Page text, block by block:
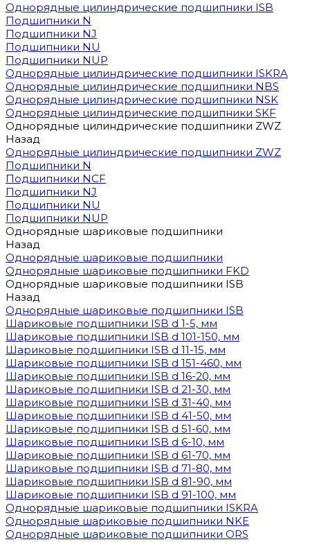
Однорядные цилиндрические подшипники ISB
Подшипники N
Подшипники NJ
Подшипники NU
Подшипники NUP
Однорядные цилиндрические подшипники ISKRA
Однорядные цилиндрические подшипники NBS
Однорядные цилиндрические подшипники NSK
Однорядные цилиндрические подшипники SKF
Однорядные цилиндрические подшипники ZWZ
Назад
Однорядные цилиндрические подшипники ZWZ
Подшипники N
Подшипники NCF
Подшипники NJ
Подшипники NU
Подшипники NUP
Однорядные шариковые подшипники
Назад
Однорядные шариковые подшипники
Однорядные шариковые подшипники FKD
Однорядные шариковые подшипники ISB
Назад
Однорядные шариковые подшипники ISB
Шариковые подшипники ISB d 1-5, мм
Шариковые подшипники ISB d 101-150, мм
Шариковые подшипники ISB d 11-15, мм
Шариковые подшипники ISB d 151-460, мм
Шариковые подшипники ISB d 16-20, мм
Шариковые подшипники ISB d 21-30, мм
Шариковые подшипники ISB d 31-40, мм
Шариковые подшипники ISB d 41-50, мм
Шариковые подшипники ISB d 51-60, мм
Шариковые подшипники ISB d 6-10, мм
Шариковые подшипники ISB d 61-70, мм
Шариковые подшипники ISB d 71-80, мм
Шариковые подшипники ISB d 81-90, мм
Шариковые подшипники ISB d 91-100, мм
Однорядные шариковые подшипники ISKRA
Однорядные шариковые подшипники NKE
Однорядные шариковые подшипники ORS